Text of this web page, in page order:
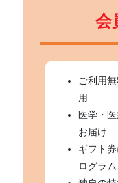
会
ご利用
用
医学・
お届け
ギフト
ログラム